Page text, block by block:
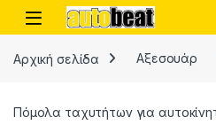
Skip to navigation
Skip to content
Open
Αρχική σελίδα Αξεσουάρ
Πόμολα ταχυτήτων για